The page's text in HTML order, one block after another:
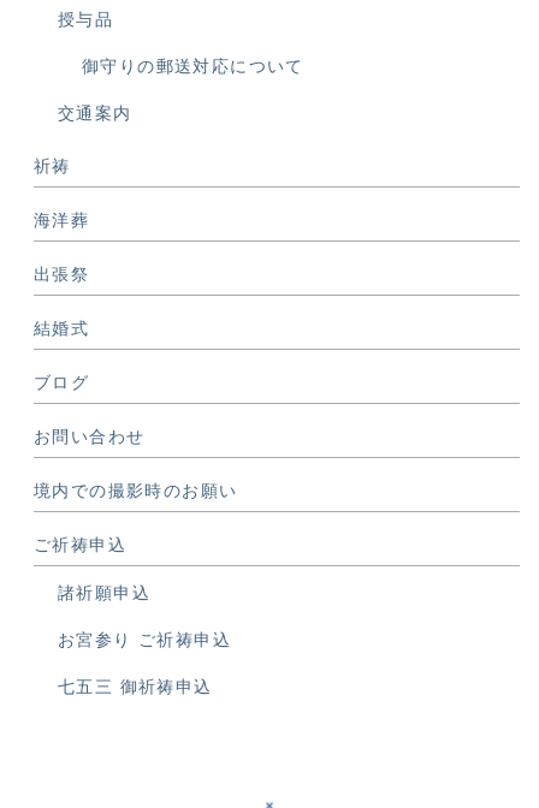
授与品
御守りの郵送対応について
交通案内
祈祷
海洋葬
出張祭
結婚式
ブログ
お問い合わせ
境内での撮影時のお願い
ご祈祷申込
諸祈願申込
お宮参り ご祈祷申込
七五三 御祈祷申込